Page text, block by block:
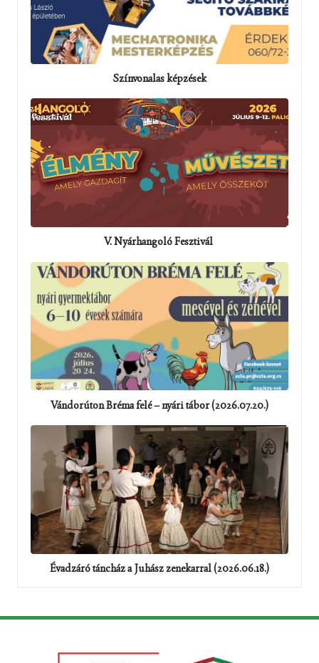
Színvonalas képzések
V. Nyárhangoló Fesztivál
Vándorúton Bréma felé – nyári tábor (2026.07.20.)
Évadzáró táncház a Juhász zenekarral (2026.06.18.)